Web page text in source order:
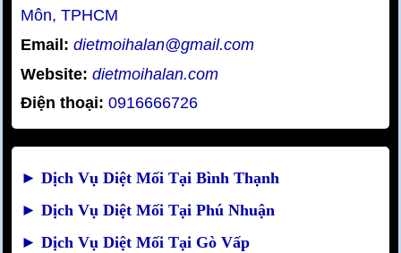
Môn, TPHCM
Email: dietmoihalan@gmail.com
Website: dietmoihalan.com
Điện thoại: 0916666726
► Dịch Vụ Diệt Mối Tại Bình Thạnh
► Dịch Vụ Diệt Mối Tại Phú Nhuận
► Dịch Vụ Diệt Mối Tại Gò Vấp